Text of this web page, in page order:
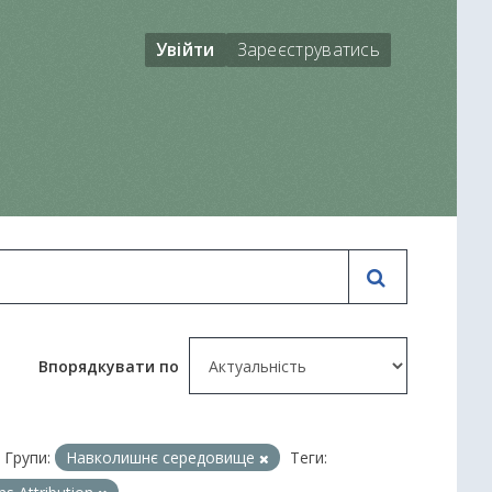
Увійти Зареєструватись
Впорядкувати по
Групи: Навколишнє середовище
Теги: